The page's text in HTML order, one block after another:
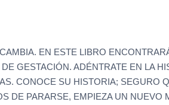
EN ESTE LIBRO
GESTACIÓN. ADÉNTRATE EN LA
CONOCE SU HISTORIA; SEGURO
DE PARARSE, EMPIEZA UN